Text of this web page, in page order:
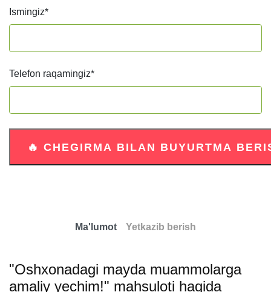
Ismingiz*
Telefon raqamingiz*
Ma'lumot Yetkazib berish
"Oshxonadagi mayda muammolarga
amaliy yechim!" mahsuloti haqida